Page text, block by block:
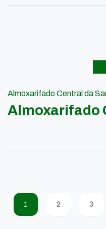
Almoxarifado Central da
Almoxarifado
1 2 3